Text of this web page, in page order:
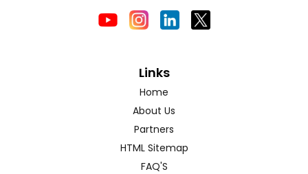
Links
Home
About Us
Partners
HTML Sitemap
FAQ'S